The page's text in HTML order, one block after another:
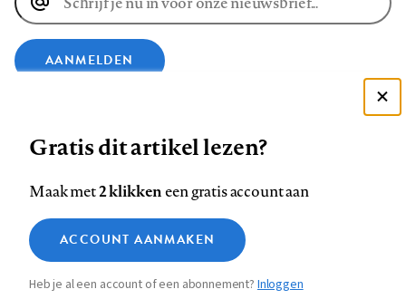
E-
mailadres
AANMELDEN
op
Facebook
op
LinkedIn
op
Bluesky
ons
op
InstagramYouTube
Footer
Contact Colofon Disclaimer Privacy
Medische vragen verdienen
betrouwbare antwoorden
Zie onze cookie policy
Analytische cookies
Marketing cookies
Gratis dit artikel lezen?
Maak met2 klikkeneen gratis account aan
ACCOUNT AANMAKEN
Heb je al een account of een abonnement?Inloggen